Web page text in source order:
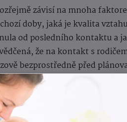
závisí na mnoha
doby, jaká je kvalita
od posledního kontaktu a
že na kontakt s
bezprostředně před
nejvíc upracovat pěstoun.
totiž platí úplně stejné
s rodiči v pohodě pěstoun,